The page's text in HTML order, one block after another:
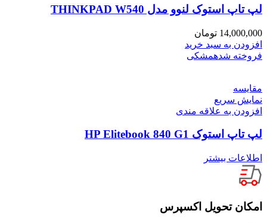
لپ تاپ استوک لنوو مدل THINKPAD W540
14,000,000 تومان
افزودن به سبد خرید
فروخته شدهمشکی
مقايسه
نمایش سریع
افزودن به علاقه مندی
لپ تاپ استوک HP Elitebook 840 G1
اطلاعات بیشتر
امکان تحویل اکسپرس